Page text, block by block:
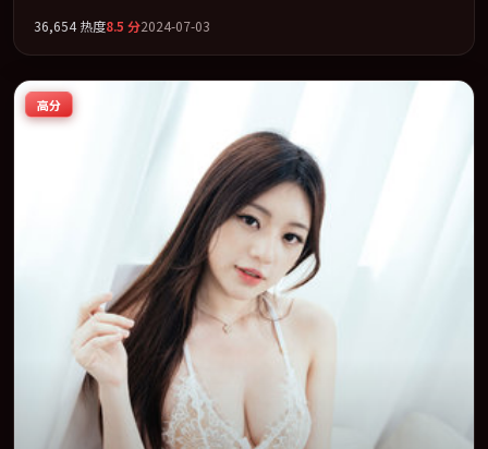
疑」类型为骨架，在叙事、表演与视听上力求统一。定于 2024-11-
16 在内地院线及主流平台同步亮相，2024 年度话题片中口碑稳健，
适合喜欢强情节与人物弧光的观众完整观看。
36,654热度8.5 分2024-07-03
高分